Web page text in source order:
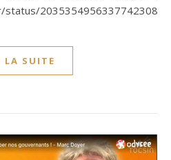
status/2035354956337742308
LA SUITE